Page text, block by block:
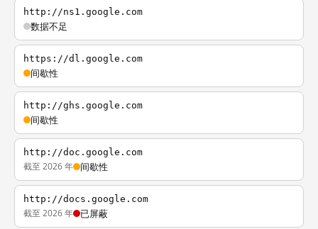
http://ns1.google.com
数据不足
https://dl.google.com
间歇性
http://ghs.google.com
间歇性
http://doc.google.com
截至 2026 年 间歇性
http://docs.google.com
截至 2026 年 已屏蔽